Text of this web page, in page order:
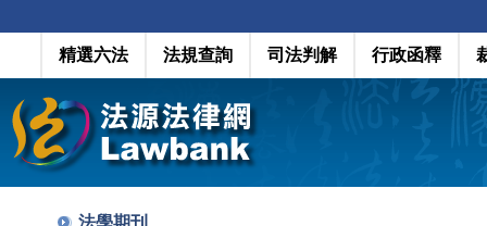
精選六法 法規查詢 司法判解 行政函釋
法學期刊